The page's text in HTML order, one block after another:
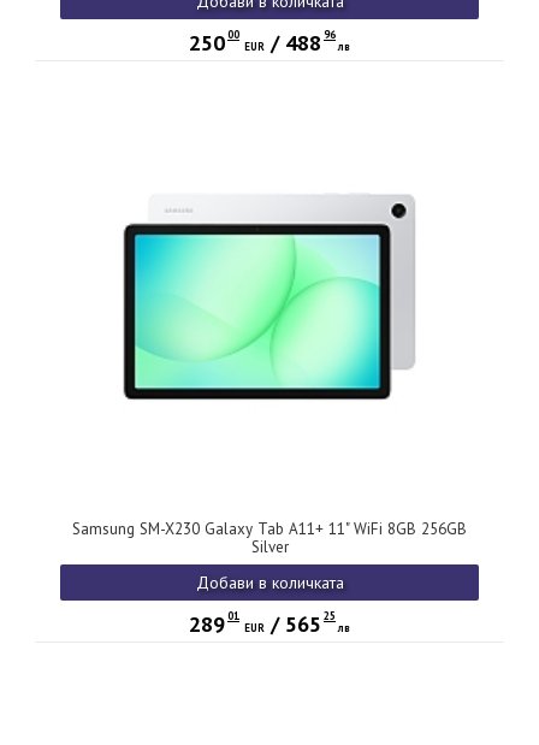
25000
EUR / 488 96
лв
Samsung SM-X230 Galaxy Tab A11+ 11" WiFi 8GB 256GB
Silver
Добави в количката
28901
EUR / 565 25
лв